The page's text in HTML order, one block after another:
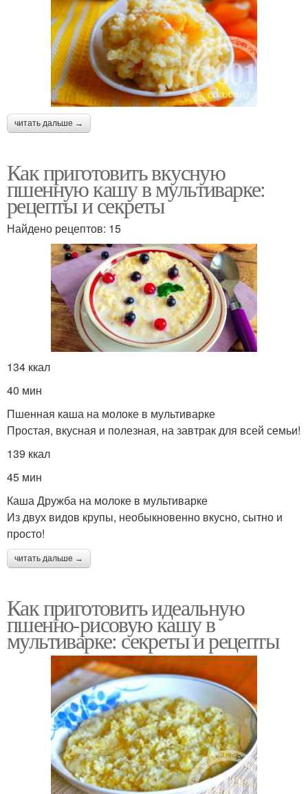
читать дальше →
Как приготовить вкусную
пшенную кашу в мультиварке:
рецепты и секреты
Найдено рецептов: 15
134 ккал
40 мин
Пшенная каша на молоке в мультиварке
Простая, вкусная и полезная, на завтрак для всей семьи!
139 ккал
45 мин
Каша Дружба на молоке в мультиварке
Из двух видов крупы, необыкновенно вкусно, сытно и
просто!
читать дальше →
Как приготовить идеальную
пшенно-рисовую кашу в
мультиварке: секреты и рецепты